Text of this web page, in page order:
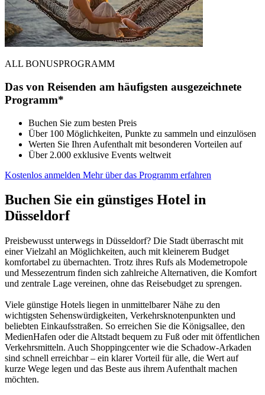
ALL BONUSPROGRAMM
Das von Reisenden am häufigsten ausgezeichnete
Programm*
Buchen Sie zum besten Preis
Über 100 Möglichkeiten, Punkte zu sammeln und einzulösen
Werten Sie Ihren Aufenthalt mit besonderen Vorteilen auf
Über 2.000 exklusive Events weltweit
Kostenlos anmelden Mehr über das Programm erfahren
Buchen Sie ein günstiges Hotel in
Düsseldorf
Preisbewusst unterwegs in Düsseldorf? Die Stadt überrascht mit
einer Vielzahl an Möglichkeiten, auch mit kleinerem Budget
komfortabel zu übernachten. Trotz ihres Rufs als Modemetropole
und Messezentrum finden sich zahlreiche Alternativen, die Komfort
und zentrale Lage vereinen, ohne das Reisebudget zu sprengen.
Viele günstige Hotels liegen in unmittelbarer Nähe zu den
wichtigsten Sehenswürdigkeiten, Verkehrsknotenpunkten und
beliebten Einkaufsstraßen. So erreichen Sie die Königsallee, den
MedienHafen oder die Altstadt bequem zu Fuß oder mit öffentlichen
Verkehrsmitteln. Auch Shoppingcenter wie die Schadow-Arkaden
sind schnell erreichbar – ein klarer Vorteil für alle, die Wert auf
kurze Wege legen und das Beste aus ihrem Aufenthalt machen
möchten.